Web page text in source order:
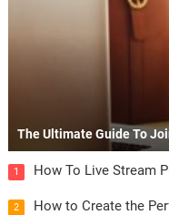
The Ultimate Guide To
1 How To Live Stream
2 How to Create the